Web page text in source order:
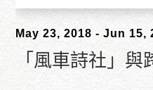
May 23, 2018 - Jun 15,
「風車詩社」